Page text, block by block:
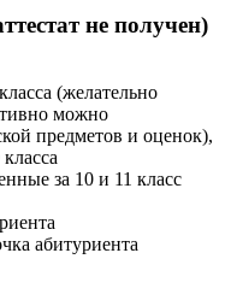
не получен)
(желательно
можно
предметов и оценок),
за 10 и 11 класс
абитуриента